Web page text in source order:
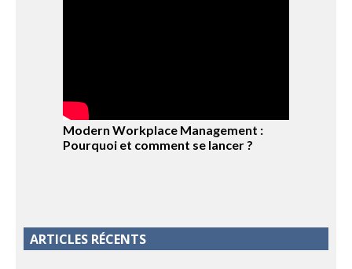
Modern Workplace Management :
Pourquoi et comment se lancer ?
ARTICLES RÉCENTS